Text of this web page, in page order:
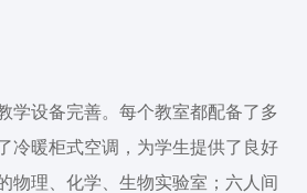
学设备完善。每个教室都配备了多
冷暖柜式空调，为学生提供了良好
物理、化学、生物实验室；六人间